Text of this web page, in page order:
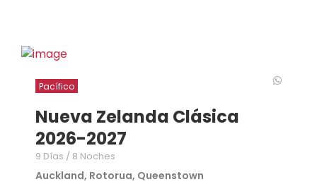
Pacífico
Nueva Zelanda Clásica
2026-2027
9 Días / 8 Noches
Auckland, Rotorua, Queenstown